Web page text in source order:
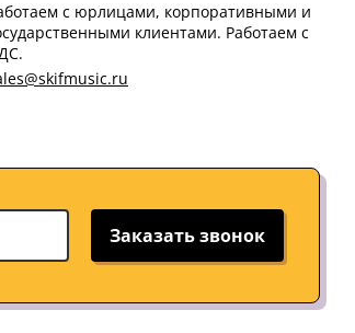
с юрлицами, корпоративными и
клиентами. Работаем с
Заказать звонок